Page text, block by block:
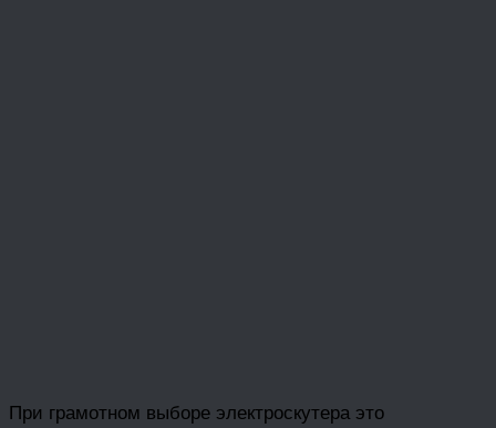
При грамотном выборе электроскутера это